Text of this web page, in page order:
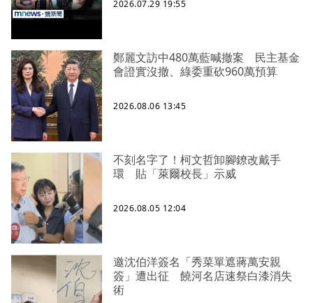
2026.07.29 19:55
鄭麗文訪中480萬藍喊撤案 民主基金
會證實沒撤、綠委重砍960萬預算
2026.08.06 13:45
不刻名字了！柯文哲卸腳鐐改戴手
環 貼「萊爾校長」示威
2026.08.05 12:04
邀沈伯洋簽名「秀菜單遮蔣萬安親
簽」遭出征 饒河名店速祭白漆消失
術